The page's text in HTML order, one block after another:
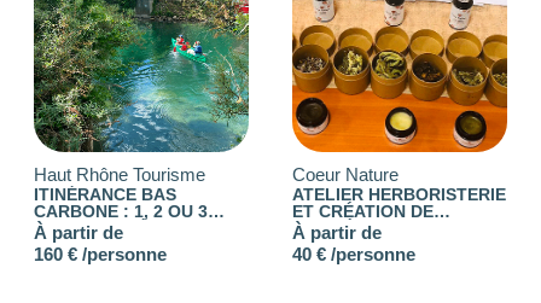
Haut Rhône Tourisme
ITINÉRANCE BAS
CARBONE : 1, 2 OU 3
JOURS DE DÉCOUVERTE
!
À partir de
160 € /personne
Coeur Nature
ATELIER HERBORISTERIE
ET CRÉATION DE
COSMÉTIQUES
À partir de
40 € /personne
0—15001
OUVERTURE
Choisir
BUDGET DE LA
PRESTATION
-1—8000
CONSEILLÉ